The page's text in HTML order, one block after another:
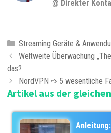
@ Direkter
K
a
t
e
g
r
Streaming Geräte &
B
e
t
Weltweite Überwachung
das?
NordVPN ➩ 5 wesentliche
Artikel aus der